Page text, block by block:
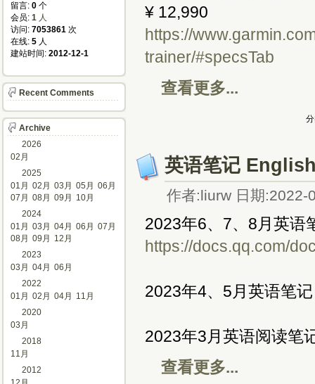
¥ 12,990
https://
trainer/#specsTab
查看更多...
英语笔记
作者:liurw 日期:2022-
2023年6、7、8月英语
https://docs.qq.com/
2023年4、5月英语笔
2023年3月英语阅读笔
查看更多...
留言: 0 个
会员: 1 人
访问: 7053861 次
在线: 5 人
建站时间: 2012-12-1
Recent Comments
Archive
2026
02月
2025
01月 02月 03月 05月 06月
07月 08月 09月
10月
2024
01月 03月 04月 06月 07月
08月 09月
12月
2023
03月 04月 06月
2022
01月 02月 04月
11月
2020
03月
2018
11月
2012